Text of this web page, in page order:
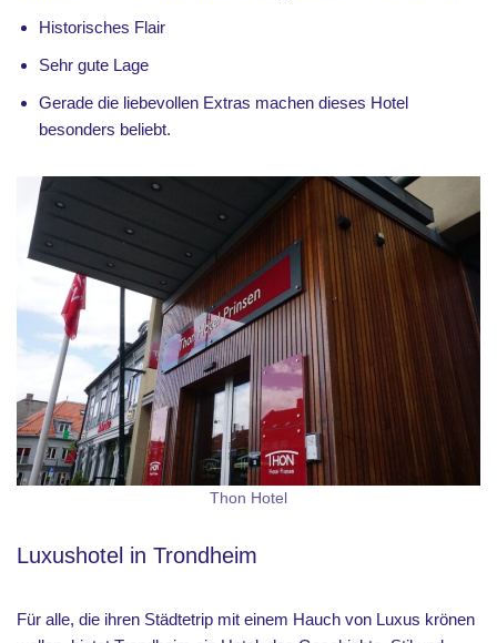
Historisches Flair
Sehr gute Lage
Gerade die liebevollen Extras machen dieses Hotel
besonders beliebt.
Thon Hotel
Luxushotel in Trondheim
Für alle, die ihren Städtetrip mit einem Hauch von Luxus krönen